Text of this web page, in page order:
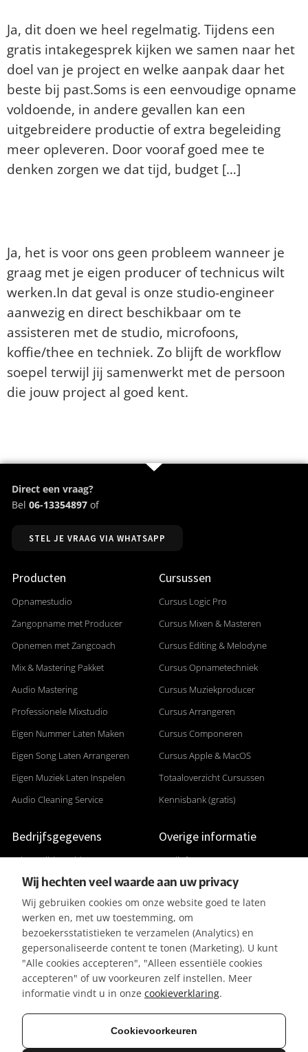
Ja, dit doen we heel regelmatig. Tijdens een
gratis intakegesprek kijken we samen naar het
doel van je project en welke aanpak daar het
beste bij past.Soms is een eenvoudige opname
voldoende, in andere gevallen kan een
uitgebreidere productie of extra begeleiding
meer opleveren. Door vooraf goed mee te
denken zorgen we dat tijd, budget […]
Ja, het is voor ons geen probleem wanneer je
graag met je eigen producer of technicus wilt
werken.In dat geval is onze studio-engineer
aanwezig en direct beschikbaar om te
assisteren met de studio, microfoons,
koffie/thee en techniek. Zo blijft de workflow
soepel terwijl jij samenwerkt met de persoon
die jouw project al goed kent.
Direct een vraag?
Bel 06-13354897 of
STEL JE VRAAG VIA WHATSAPP
Producten
Opnamestudio
Zangopname met Producer
Opnemen met Zangcoach
Mix & Mastering Pakket
Audio Mastering
Professionele Mixstudio
Eigen Nummer Laten Maken
Eigen Song Laten Arrangeren
Eigen Muziek Laten Inspelen
Audio Cleaning Service
Cursussen
Cursus Logic Pro
Cursus Mixen & Masteren
Cursus Editing & Melodyne
Cursus Opnametechniek
Cursus Muziekproducer
Cursus Arrangeren
Cursus Componeren
Cursus Apple & MacOS
Totaaloverzicht Cursussen
Kennisbank (gratis)
Bedrijfsgegevens
Adres: Gildenveld 89
3892 DE Zeewolde
+31 (0) 36 5226807
KVK 32096182
BTW-ID NL001391737B50
IBAN NL42KNAB0257116370
BIC KNABNL2H
Gratis parkeergelegenheid
Overige informatie
Studiofoto's
Apparatuurlijst
Aanleverspecificaties
Reviews & Recensies
Privacyverklaring
Algemene Voorwaarden
Referenties / Klanten
Vacatures
Wij hechten veel waarde aan uw privacy
Wij gebruiken cookies om onze website goed te laten
werken en, met uw toestemming, om
bezoekersstatistieken te verzamelen (Analytics) en
gepersonaliseerde content te tonen (Marketing). U kunt
"Alle cookies accepteren", "Alleen essentiële cookies
accepteren" of uw voorkeuren zelf instellen. Meer
informatie vindt u in onze cookieverklaring.
Cookievoorkeuren